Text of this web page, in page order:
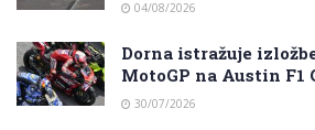
04/08/2026
Dorna istražuje
MotoGP na Austin F1
30/07/2026